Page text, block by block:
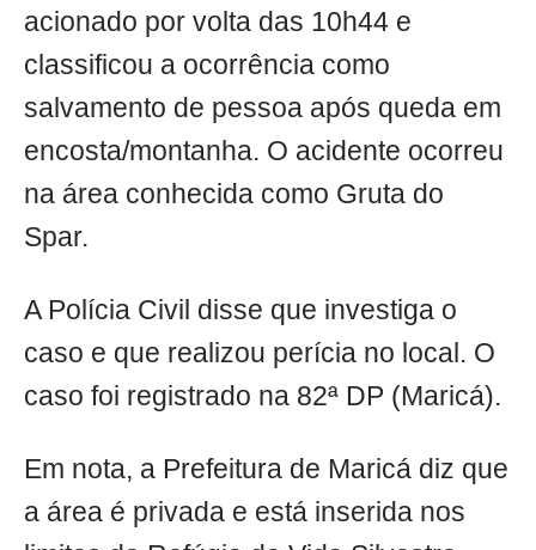
acionado por volta das 10h44 e
classificou a ocorrência como
salvamento de pessoa após queda em
encosta/montanha. O acidente ocorreu
na área conhecida como Gruta do
Spar.
A Polícia Civil disse que investiga o
caso e que realizou perícia no local. O
caso foi registrado na 82ª DP (Maricá).
Em nota, a Prefeitura de Maricá diz que
a área é privada e está inserida nos